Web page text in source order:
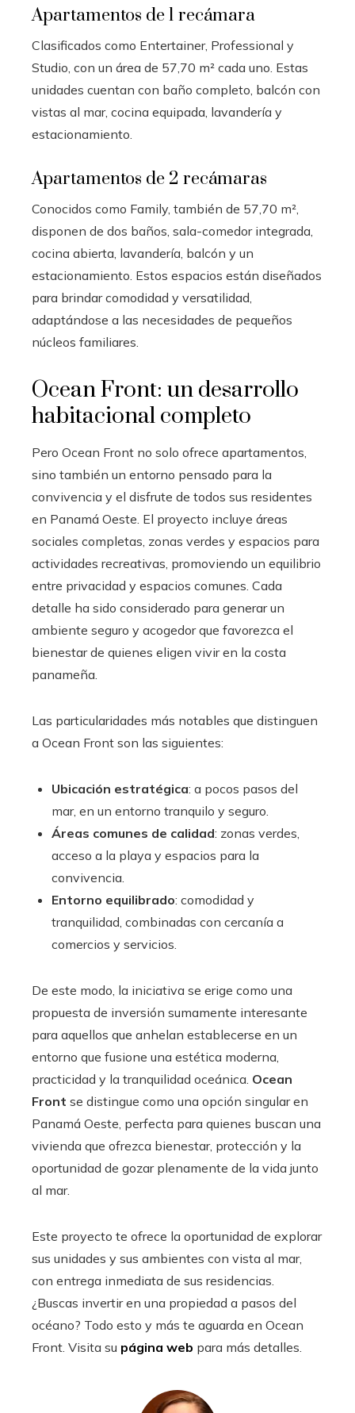
Apartamentos de 1 recámara
Clasificados como Entertainer, Professional y
Studio, con un área de 57,70 m² cada uno. Estas
unidades cuentan con baño completo, balcón con
vistas al mar, cocina equipada, lavandería y
estacionamiento.
Apartamentos de 2 recámaras
Conocidos como Family, también de 57,70 m²,
disponen de dos baños, sala-comedor integrada,
cocina abierta, lavandería, balcón y un
estacionamiento. Estos espacios están diseñados
para brindar comodidad y versatilidad,
adaptándose a las necesidades de pequeños
núcleos familiares.
Ocean Front: un desarrollo
habitacional completo
Pero Ocean Front no solo ofrece apartamentos,
sino también un entorno pensado para la
convivencia y el disfrute de todos sus residentes
en Panamá Oeste. El proyecto incluye áreas
sociales completas, zonas verdes y espacios para
actividades recreativas, promoviendo un equilibrio
entre privacidad y espacios comunes. Cada
detalle ha sido considerado para generar un
ambiente seguro y acogedor que favorezca el
bienestar de quienes eligen vivir en la costa
panameña.
Las particularidades más notables que distinguen
a Ocean Front son las siguientes:
Ubicación estratégica: a pocos pasos del
mar, en un entorno tranquilo y seguro.
Áreas comunes de calidad: zonas verdes,
acceso a la playa y espacios para la
convivencia.
Entorno equilibrado: comodidad y
tranquilidad, combinadas con cercanía a
comercios y servicios.
De este modo, la iniciativa se erige como una
propuesta de inversión sumamente interesante
para aquellos que anhelan establecerse en un
entorno que fusione una estética moderna,
practicidad y la tranquilidad oceánica. Ocean
Front se distingue como una opción singular en
Panamá Oeste, perfecta para quienes buscan una
vivienda que ofrezca bienestar, protección y la
oportunidad de gozar plenamente de la vida junto
al mar.
Este proyecto te ofrece la oportunidad de explorar
sus unidades y sus ambientes con vista al mar,
con entrega inmediata de sus residencias.
¿Buscas invertir en una propiedad a pasos del
océano? Todo esto y más te aguarda en Ocean
Front. Visita su página web para más detalles.